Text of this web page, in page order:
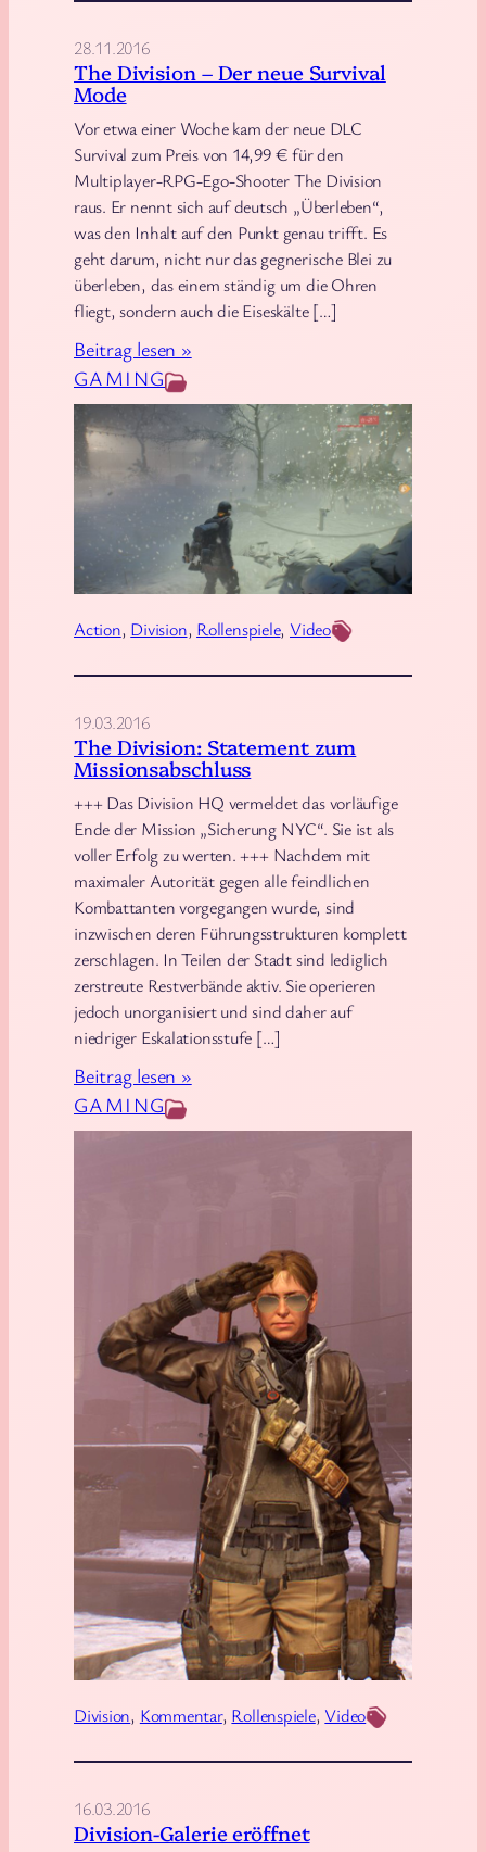
s
n
d
c
o
o
l
e
E
t
d
k
u
n
e
n
o
D
e
r
H
u
n
t
e
GAMING
Action, Division, Rollenspiele, Video
28.11.2016
The Division – Der neue Survival
Mode
Vor etwa einer Woche kam der neue DLC
Survival zum Preis von 14,99 € für den
Multiplayer-RPG-Ego-Shooter The Division
raus. Er nennt sich auf deutsch „Überleben“,
was den Inhalt auf den Punkt genau trifft. Es
geht darum, nicht nur das gegnerische Blei zu
überleben, das einem ständig um die Ohren
fliegt, sondern auch die Eiseskälte […]
Beitrag lesen »:
h
e
v
i
o
n
e
r
n
u
e
S
u
r
v
i
v
l
GAMING
Division, Kommentar, Rollenspiele, Video
19.03.2016
The Division: Statement zum
Missionsabschluss
+++ Das Division HQ vermeldet das vorläufige
Ende der Mission „Sicherung NYC“. Sie ist als
voller Erfolg zu werten. +++ Nachdem mit
maximaler Autorität gegen alle feindlichen
Kombattanten vorgegangen wurde, sind
inzwischen deren Führungsstrukturen komplett
zerschlagen. In Teilen der Stadt sind lediglich
zerstreute Restverbände aktiv. Sie operieren
jedoch unorganisiert und sind daher auf
niedriger Eskalationsstufe […]
Beitrag lesen »:
h
i
s
i
o
n
S
t
e
m
e
n
z
i
16.03.2016
Division-Galerie eröffnet